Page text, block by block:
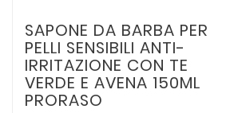
SAPONE DA BARBA PER
PELLI SENSIBILI ANTI-
IRRITAZIONE CON TE
VERDE E AVENA 150ML
PRORASO